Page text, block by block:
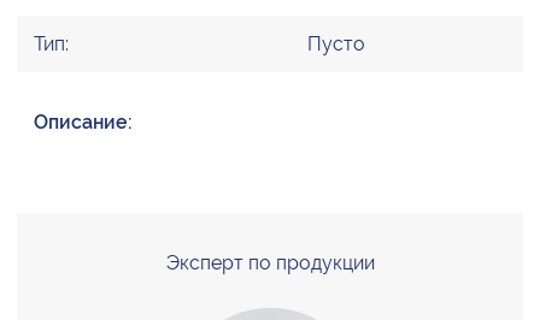
Тип: Пусто
Описание:
Эксперт по продукции